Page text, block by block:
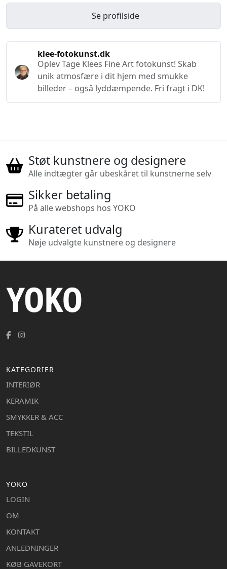
Se profilside
klee-fotokunst.dk
Oplev Tage Klees Fine Art fotokunst! Skab
unik atmosfære i dit hjem med smukke
billeder – også lyddæmpende. Fri fragt i DK!
Støt kunstnere og designere
Alle indtægter går ubeskåret til kunstnerne selv
Sikker betaling
På alle webshops hos YOKO
Kurateret udvalg
Nøje udvalgte kunstnere og designere
KATEGORIER
INTERIØR
KERAMIK
SMYKKER & ACC
TEKSTIL
BILLEDKUNST
YOKO
LOGIN
OM
KONTAKT
ANLEDNINGER
KØB GAVEKORT